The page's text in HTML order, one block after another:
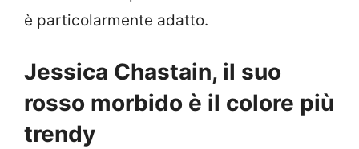
è particolarmente adatto.
Jessica Chastain, il suo
rosso morbido è il colore più
trendy